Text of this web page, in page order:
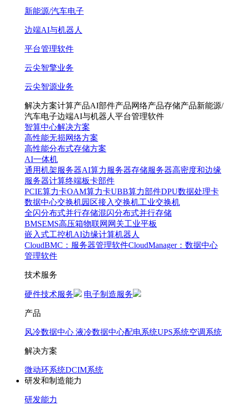
新能源/汽车电子
边端AI与机器人
平台管理软件
云尖智擎业务
云尖智源业务
解决方案计算产品AI部件产品网络产品存储产品新能源/
汽车电子边端AI与机器人 平台管理软件
智算中心解决方案
高性能无损网络方案
高性能分布式存储方案
AI一体机
通用机架服务器AI算力服务器存储服务器高密度和边缘
服务器计算终端板卡部件
PCIE算力卡OAM算力卡UBB算力部件DPU数据处理卡
数据中心交换机园区接入交换机工业交换机
全闪分布式并行存储混闪分布式并行存储
BMSEMS高压箱物联网网关工业平板
嵌入式工控机AI边缘计算机器人
CloudBMC：服务器管理软件CloudManager：数据中心
管理软件
技术服务
硬件技术服务 电子制造服务
产品
风冷数据中心 液冷数据中心配电系统UPS系统空调系统
解决方案
微动环系统DCIM系统
研发和制造能力
研发能力